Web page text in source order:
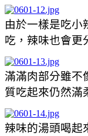
由於一樣是吃小
吃，辣味也會更
滿滿肉部分雖不
質吃起來仍然滿
辣味的湯頭喝起